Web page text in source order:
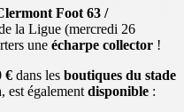
Foot 63 /
la Ligue (mercredi 26
une écharpe collector !
€ dans les boutiques du stade
, est également disponible :